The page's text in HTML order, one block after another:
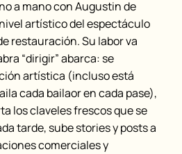
a mano con Augustin de
artístico del espectáculo
restauración.Su labor va
“dirigir” abarca: se
artística (incluso está
cada bailaor en cada pase),
los claveles frescos que se
tarde, sube stories y posts a
comerciales y